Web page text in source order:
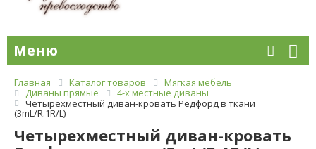
Меню
Главная Каталог товаров
Мягкая мебель
Диваны прямые
4-х местные диваны
Четырехместный диван-кровать Редфорд в ткани
(3mL/R.1R/L)
Четырехместный диван-кровать